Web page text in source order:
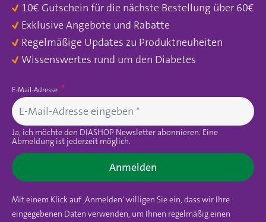
10€ Gutschein für die nächste Bestellung über 60€
Exklusive Angebote und Rabatte
Regelmäßige Updates zu Produktneuheiten
Wissenswertes rund um den Diabetes
E-Mail-Adresse
Ja, ich möchte den DIASHOP Newsletter abonnieren. Eine
Abmeldung ist jederzeit möglich.
Anmelden
Mit einem Klick auf ‚Anmelden‘ willigen Sie ein, dass wir Ihre
eingegebenen Daten verwenden, um Ihnen regelmäßig einen